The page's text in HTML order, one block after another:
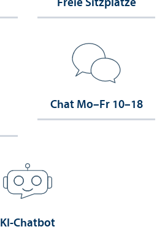
Freie Sitzplätze
Chat Mo–Fr 10–18
KI-Chatbot